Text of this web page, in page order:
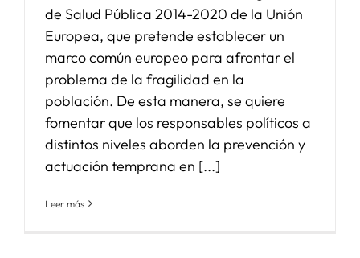
de Salud Pública 2014-2020 de la Unión
Europea, que pretende establecer un
marco común europeo para afrontar el
problema de la fragilidad en la
población. De esta manera, se quiere
fomentar que los responsables políticos a
distintos niveles aborden la prevención y
actuación temprana en [...]
Leer más